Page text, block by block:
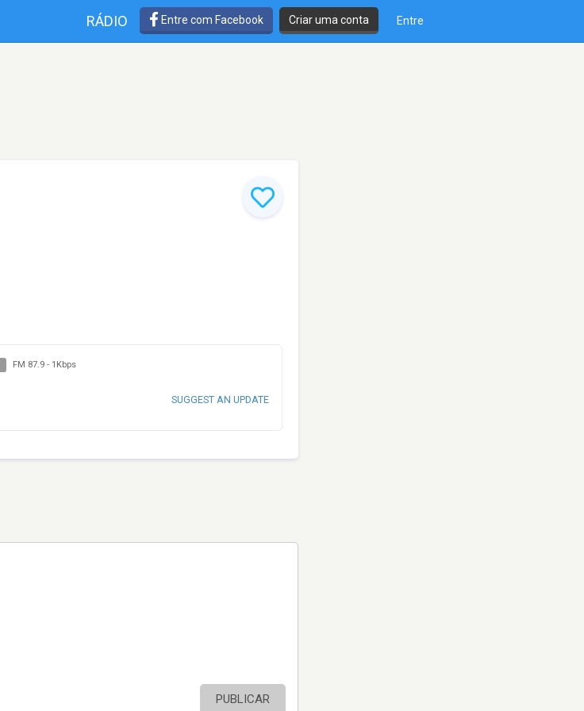
RÁDIO Entre com Facebook Criar uma conta Entre
FM 87.9- 1Kbps
SUGGEST AN UPDATE
PUBLICAR